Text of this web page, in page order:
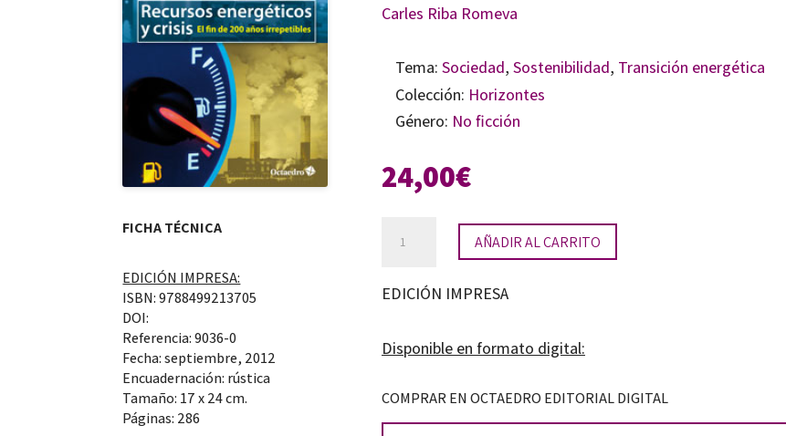
FICHA TÉCNICA
EDICIÓN IMPRESA:
ISBN: 9788499213705
DOI:
Referencia: 9036-0
Fecha: septiembre, 2012
Encuadernación: rústica
Tamaño: 17 x 24 cm.
Páginas: 286
Carles Riba Romeva
Tema: Sociedad, Sostenibilidad, Transición energética
Colección: Horizontes
Género: No ficción
24,00€
energéticos
y
cantidad
AÑADIR AL CARRITO
EDICIÓN IMPRESA
Disponible en formato digital:
COMPRAR EN OCTAEDRO EDITORIAL DIGITAL